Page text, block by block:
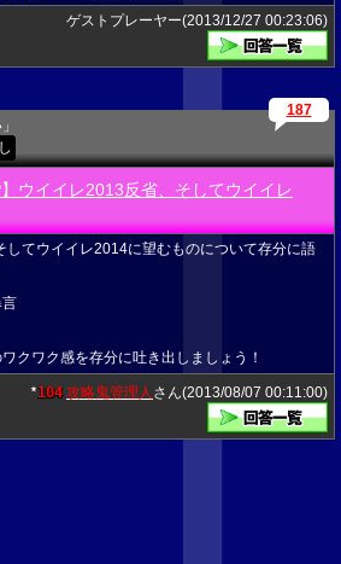
ゲストプレーヤー(2013/12/27 00:23:06)
187
】ウイイレ2013反省、そしてウイイレ
してウイイレ2014に望むものについて存分に語
言
クワク感を存分に吐き出しましょう！
★104 攻略鬼管理人 さん(2013/08/07 00:11:00)